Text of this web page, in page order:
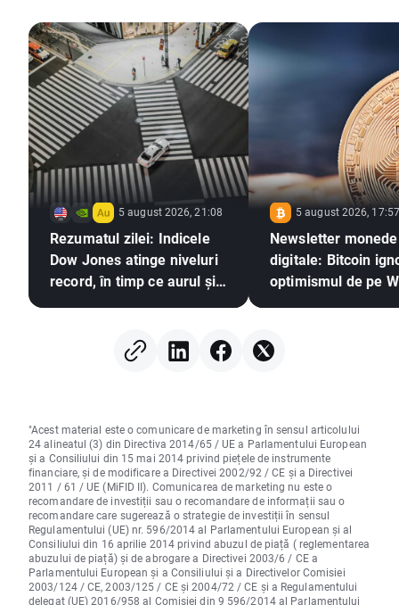
5 august 2026, 21:08
Rezumatul zilei: Indicele
Dow Jones atinge niveluri
record, în timp ce aurul și
speranțelor privind un
acord între SUA și Iran
5 august 2026, 17:57
Newsletter monede
digitale: Bitcoin
optimismul de pe
revină?
"Acest material este o comunicare de marketing în sensul articolului
24 alineatul (3) din Directiva 2014/65 / UE a Parlamentului European
și a Consiliului din 15 mai 2014 privind piețele de instrumente
financiare, și de modificare a Directivei 2002/92 / CE și a Directivei
2011 / 61 / UE (MiFID II). Comunicarea de marketing nu este o
recomandare de investiții sau o recomandare de informații sau o
recomandare care sugerează o strategie de investiții în sensul
Regulamentului (UE) nr. 596/2014 al Parlamentului European și al
Consiliului din 16 aprilie 2014 privind abuzul de piață ( reglementarea
abuzului de piață) și de abrogare a Directivei 2003/6 / CE a
Parlamentului European și a Consiliului și a Directivelor Comisiei
2003/124 / CE, 2003/125 / CE și 2004/72 / CE și a Regulamentului
delegat (UE) 2016/958 al Comisiei din 9 596/2014 al Parlamentului